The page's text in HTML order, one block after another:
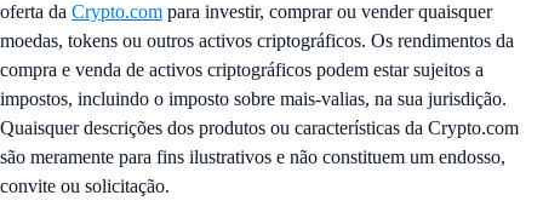
oferta da Crypto.com para investir, comprar ou vender quaisquer
moedas, tokens ou outros activos criptográficos. Os rendimentos da
compra e venda de activos criptográficos podem estar sujeitos a
impostos, incluindo o imposto sobre mais-valias, na sua jurisdição.
Quaisquer descrições dos produtos ou características da Crypto.com
são meramente para fins ilustrativos e não constituem um endosso,
convite ou solicitação.